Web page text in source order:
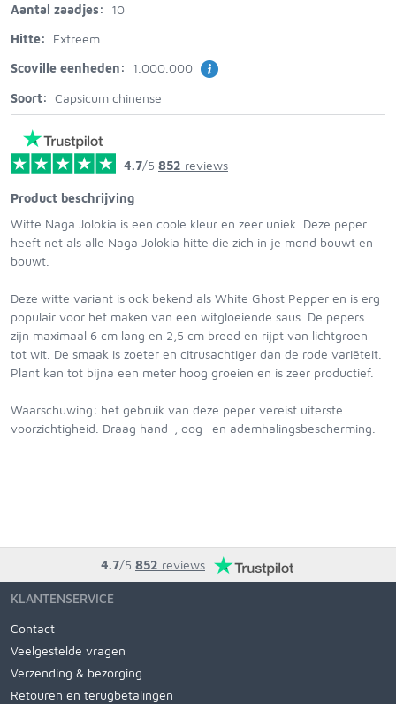
Aantal zaadjes:
10
Hitte:
Extreem
Scoville eenheden:
1.000.000
Soort: Capsicum chinense
4.7/5 852 reviews
Product beschrijving
Witte Naga Jolokia is een coole kleur en zeer uniek. Deze peper
heeft net als alle Naga Jolokia hitte die zich in je mond bouwt en
bouwt.
Deze witte variant is ook bekend als White Ghost Pepper en is erg
populair voor het maken van een witgloeiende saus. De pepers
zijn maximaal 6 cm lang en 2,5 cm breed en rijpt van lichtgroen
tot wit. De smaak is zoeter en citrusachtiger dan de rode variëteit.
Plant kan tot bijna een meter hoog groeien en is zeer productief.
Waarschuwing: het gebruik van deze peper vereist uiterste
voorzichtigheid. Draag hand-, oog- en ademhalingsbescherming.
4.7/5 852 reviews
KLANTENSERVICE
Contact
Veelgestelde vragen
Verzending & bezorging
Retouren en terugbetalingen